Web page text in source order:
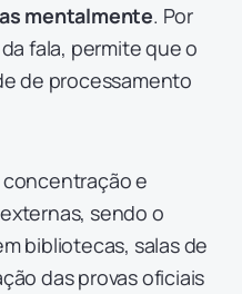
mentalmente. Por
fala, permite que o
de processamento
concentração e
sendo o
bibliotecas, salas de
das provas oficiais